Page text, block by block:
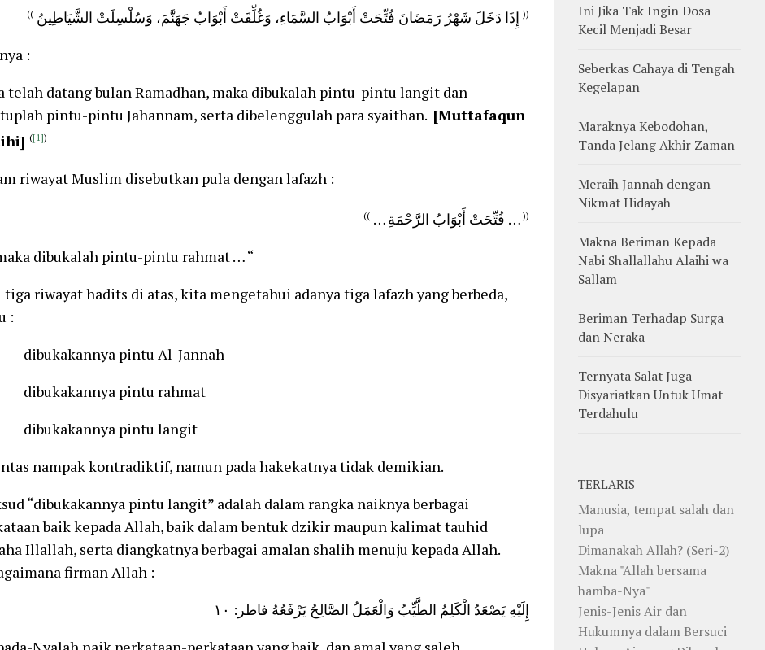
(( إِذَا دَخَلَ شَهْرُ رَمَضَانَ فُتِّحَتْ أَبْوَابُ السَّمَاءِ، وَغُلِّقَتْ أَبْوَابُ جَهَنَّمَ، وَسُلْسِلَتْ الشَّيَاطِينُ ))
:
telah datang bulan Ramadhan, maka dibukalah pintu-pintu langit dan
pintu-pintu Jahannam, serta dibelenggulah para syaithan. [Muttafaqun
([1])
riwayat Muslim disebutkan pula dengan lafazh :
(( … فُتِّحَتْ أَبْوَابُ الرَّحْمَةِ … ))
dibukalah pintu-pintu rahmat … “
tiga riwayat hadits di atas, kita mengetahui adanya tiga lafazh yang berbeda,
:
pintu Al-Jannah
pintu rahmat
pintu langit
nampak kontradiktif, namun pada hakekatnya tidak demikian.
“dibukakannya pintu langit” adalah dalam rangka naiknya berbagai
baik kepada Allah, baik dalam bentuk dzikir maupun kalimat tauhid
Illallah, serta diangkatnya berbagai amalan shalih menuju kepada Allah.
firman Allah :
إِلَيْهِ يَصْعَدُ الْكَلِمُ الطَّيِّبُ وَالْعَمَلُ الصَّالِحُ يَرْفَعُهُ فاطر: ١٠
Ini Jika Tak Ingin Dosa
Kecil Menjadi Besar
Seberkas Cahaya di Tengah
Kegelapan
Maraknya Kebodohan,
Tanda Jelang Akhir Zaman
Meraih Jannah dengan
Nikmat Hidayah
Makna Beriman Kepada
Nabi Shallallahu Alaihi wa
Sallam
Beriman Terhadap Surga
dan Neraka
Ternyata Salat Juga
Disyariatkan Untuk Umat
Terdahulu
TERLARIS
Manusia, tempat salah dan
lupa
Dimanakah Allah? (Seri-2)
Makna "Allah bersama
hamba-Nya"
Jenis-Jenis Air dan
Hukumnya dalam Bersuci